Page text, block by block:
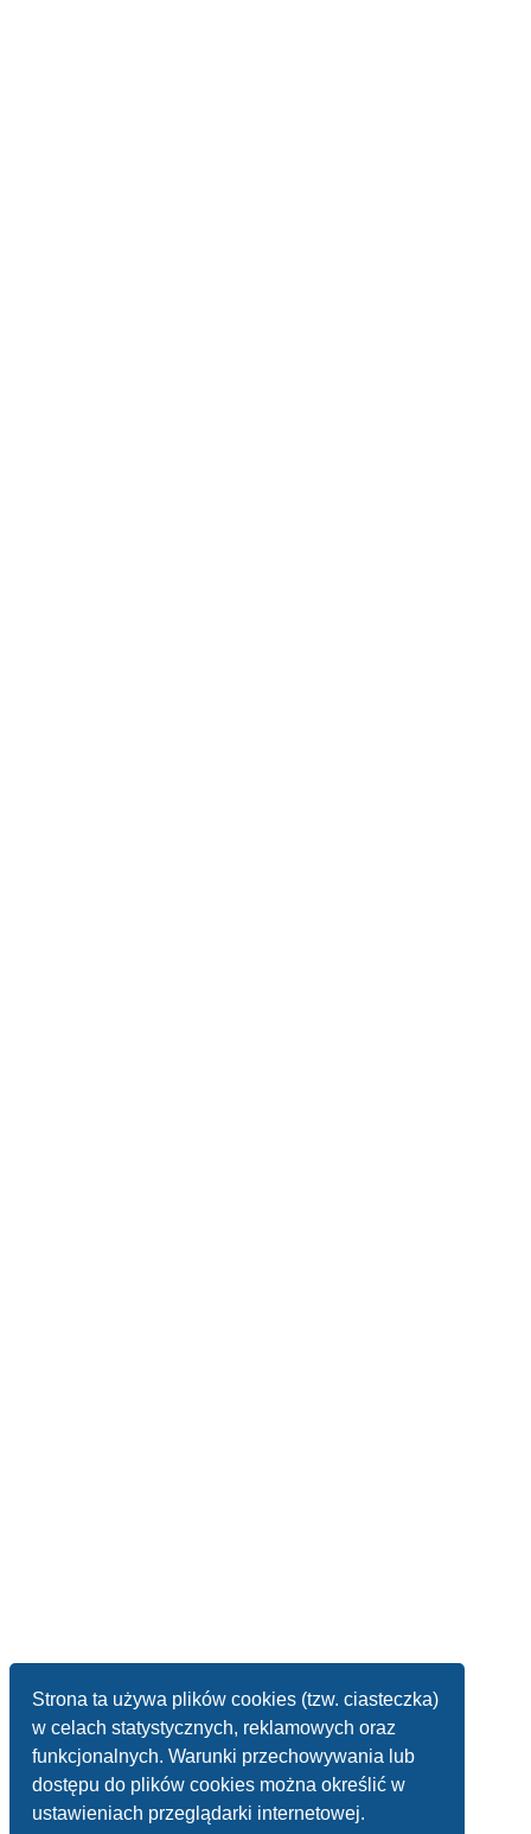
Strona ta używa plików cookies (tzw. ciasteczka)
w celach statystycznych, reklamowych oraz
funkcjonalnych. Warunki przechowywania lub
dostępu do plików cookies można określić w
ustawieniach przeglądarki internetowej.